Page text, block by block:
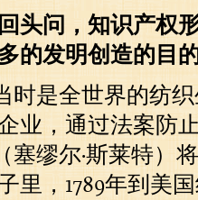
头问，知识产权
的发明创造的目
时是全世界的纺
业，通过法案防
塞缪尔·斯莱特）
里，1789年到美